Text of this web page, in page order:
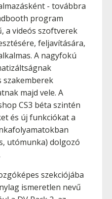
- továbbra
program
a videós szoftverek
feljavítására,
A nagyfokú
szakemberek
majd vele. A
CS3 béta szintén
és új funkciókat a
utómunka) dolgozó
szekciójába
ismeretlen nevű